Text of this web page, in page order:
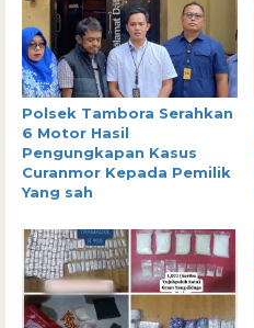
Polsek Tambora Serahkan
6 Motor Hasil
Pengungkapan Kasus
Curanmor Kepada Pemilik
Yang sah